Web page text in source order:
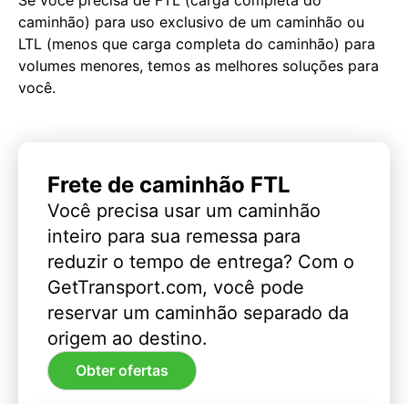
caminhão) para uso exclusivo de um caminhão ou
LTL (menos que carga completa do caminhão) para
volumes menores, temos as melhores soluções para
você.
Frete de caminhão FTL
Você precisa usar um caminhão
inteiro para sua remessa para
reduzir o tempo de entrega? Com o
GetTransport.com, você pode
reservar um caminhão separado da
origem ao destino.
Obter ofertas